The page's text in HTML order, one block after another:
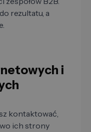
rezultatu, a
i
kontaktować,
ich strony